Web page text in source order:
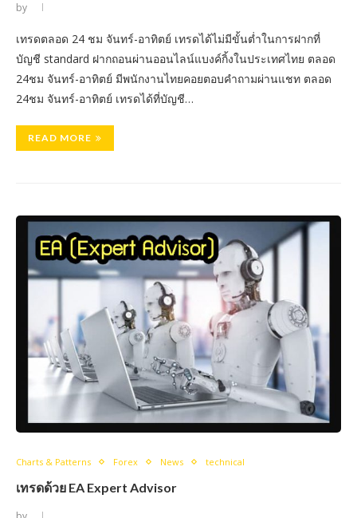
by
เทรดตลอด 24 ชม จันทร์-อาทิตย์ เทรดได้ไม่มีขั้นต่ำในการฝากที่
บัญชี standard ฝากถอนผ่านออนไลน์แบงค์กิ้งในประเทศไทย ตลอด
24ชม จันทร์-อาทิตย์ มีพนักงานไทยคอยตอบคำถามผ่านแชท ตลอด
24ชม จันทร์-อาทิตย์ เทรดได้ที่บัญชี…
READ MORE
Charts & Patterns Forex News technical
เทรดด้วย EA Expert Advisor